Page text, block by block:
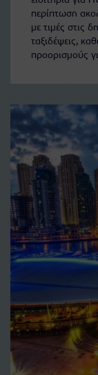
περίπτωση
με τιμές στις
ταξιδέψεις,
προορισμούς